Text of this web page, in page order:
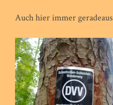
Auch hier immer geradeaus